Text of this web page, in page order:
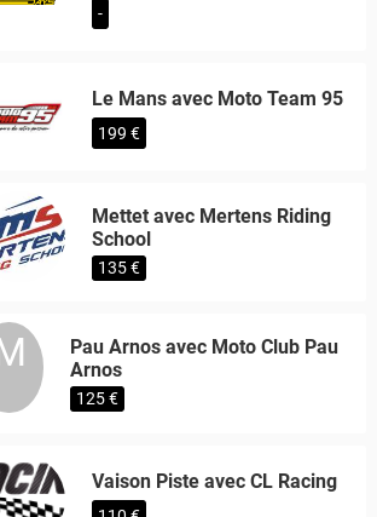
-
Le Mans avec Moto Team 95
199 €
Mettet avec Mertens Riding
School
135 €
Pau Arnos avec Moto Club Pau
Arnos
125 €
Vaison Piste avec CL Racing